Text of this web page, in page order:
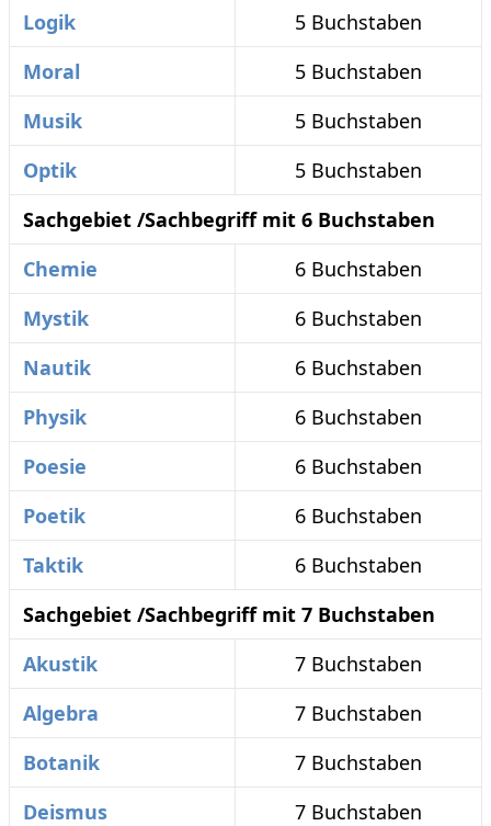
Logik
5 Buchstaben
Moral
5 Buchstaben
Musik
5 Buchstaben
Optik
5 Buchstaben
Sachgebiet /Sachbegriff mit 6 Buchstaben
Chemie
6 Buchstaben
Mystik
6 Buchstaben
Nautik
6 Buchstaben
Physik
6 Buchstaben
Poesie
6 Buchstaben
Poetik
6 Buchstaben
Taktik
6 Buchstaben
Sachgebiet /Sachbegriff mit 7 Buchstaben
Akustik
7 Buchstaben
Algebra
7 Buchstaben
Botanik
7 Buchstaben
Deismus
7 Buchstaben